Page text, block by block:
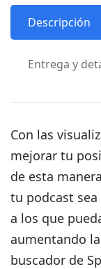
Descripción
Entrega y
Con las
mejorar tu
de esta
tu podcast
a los que
aumentando
buscador de